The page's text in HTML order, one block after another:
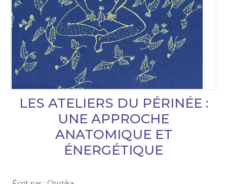
LES ATELIERS DU PÉRINÉE :
UNE APPROCHE
ANATOMIQUE ET
ÉNERGÉTIQUE